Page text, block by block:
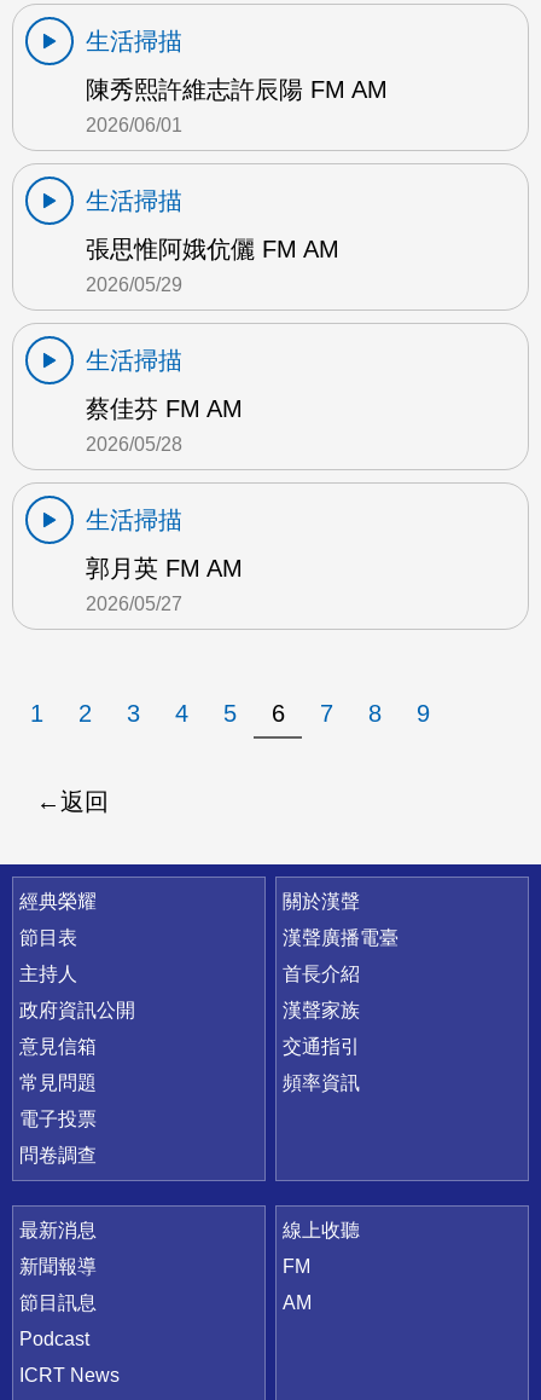
生活掃描
陳秀熙許維志許辰陽 FM AM
2026/06/01
生活掃描
張思惟阿娥伉儷 FM AM
2026/05/29
生活掃描
蔡佳芬 FM AM
2026/05/28
生活掃描
郭月英 FM AM
2026/05/27
1 2 3 4 5 6 7 8 9
返回
快速連結
經典榮耀
節目表
主持人
政府資訊公開
意見信箱
常見問題
電子投票
問卷調查
關於漢聲
漢聲廣播電臺
首長介紹
漢聲家族
交通指引
頻率資訊
最新消息
新聞報導
節目訊息
Podcast
ICRT News
線上收聽
FM
AM